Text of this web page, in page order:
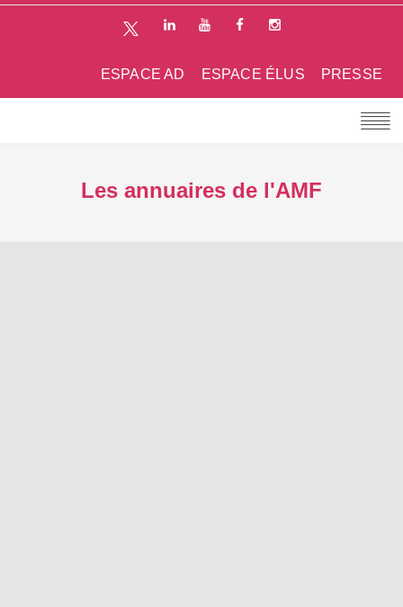
PRESSE
ESPACE ÉLUS
ESPACE AD
Les annuaires de l'AMF